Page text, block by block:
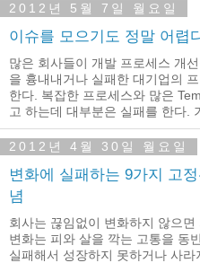
2012년 5월 7일 월요일
이슈를 모으기도 정말 어렵
많은 회사들이 개발 프로세스 개
을 흉내내거나 실패한 대기업의
한다. 복잡한 프로세스와 많은
고 하는데 대부분은 실패를 한다.
2012년 4월 30일 월요일
변화에 실패하는 9가지 고
념
회사는 끊임없이 변화하지 않으
변화는 피와 살을 깍는 고통을 동
실패해서 성장하지 못하거나 사